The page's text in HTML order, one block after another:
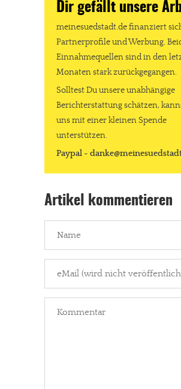
Dir gefällt unsere
meinesuedstadt.de finanziert
Partnerprofile und Werbung.
Einnahmequellen sind in den
Monaten stark zurückgegangen.
Solltest Du unsere unabhängige
Berichterstattung schätzen,
uns mit einer kleinen Spende
unterstützen.
Paypal -
Artikel kommentieren